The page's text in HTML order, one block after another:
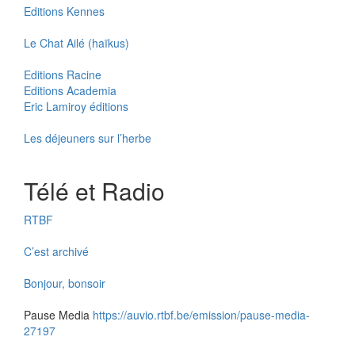
Editions Kennes
Le Chat Ailé (haïkus)
Editions Racine
Editions Academia
Eric Lamiroy éditions
Les déjeuners sur l’herbe
Télé et Radio
RTBF
C’est archivé
Bonjour, bonsoir
Pause Media https://auvio.rtbf.be/emission/pause-media-
27197